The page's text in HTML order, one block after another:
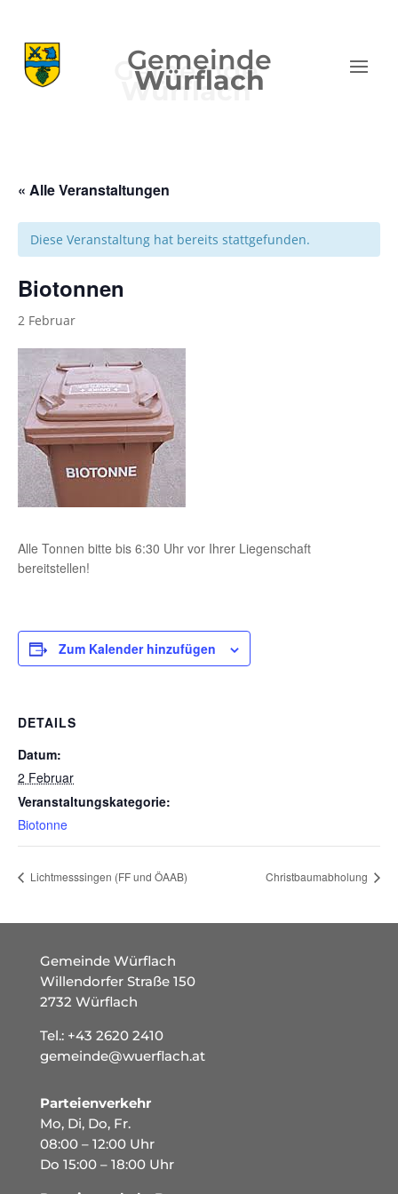
Gemeinde
Würflach
« Alle Veranstaltungen
Diese Veranstaltung hat bereits stattgefunden.
Biotonnen
2 Februar
Alle Tonnen bitte bis 6:30 Uhr vor Ihrer Liegenschaft
bereitstellen!
Zum Kalender hinzufügen
DETAILS
Datum:
2 Februar
Veranstaltungskategorie:
Biotonne
Lichtmesssingen (FF und ÖAAB) Christbaumabholung
Gemeinde Würflach
Willendorfer Straße 150
2732 Würflach
Tel.: +43 2620 2410
gemeinde@wuerflach.at
Parteienverkehr
Mo, Di, Do, Fr.
08:00 – 12:00 Uhr
Do 15:00 – 18:00 Uhr